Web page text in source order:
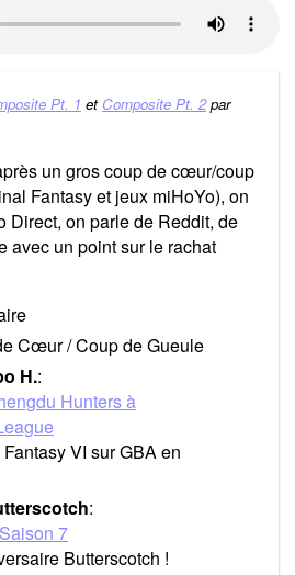
Pt. 1 et Composite Pt. 2par
un gros coup de cœur/coup
Fantasy et jeux miHoYo), on
Direct, on parle de Reddit, de
avec un point sur le rachat
Cœur / Coup de Gueule
H.:
Hunters à
VI sur GBA en
:
7
Butterscotch !